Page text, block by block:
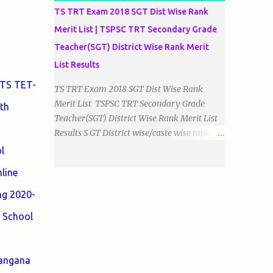
TET-
2020-
School
TS TRT Exam 2018 SGT Dist Wise Rank
Merit List | TSPSC TRT Secondary Grade
Teacher(SGT) District Wise Rank Merit
List Results
TS TRT Exam 2018 SGT Dist Wise Rank
Merit List TSPSC TRT Secondary Grade
Teacher(SGT) District Wise Rank Merit List
Results S GT District wise/caste wise ranks of